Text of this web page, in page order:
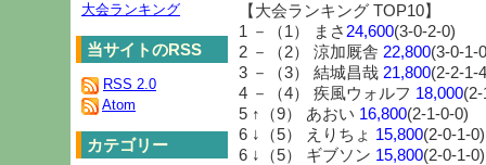
【大会ランキング TOP10】
1 －（1） まさ 24,600(3-0-2-0)
2 －（2） 涼加厩舎 22,800(3-0-1-
3 －（3） 結城昌哉 21,800(2-2-1-
4 －（4） 疾風ウォルフ 18,000
5 ↑（9） あおい 16,800(2-1-0-0)
6 ↓（5） えりちょ 15,800(2-0-1-0)
6 ↓（5） ギブソン 15,800(2-0-1-0)
大会ランキング
当サイトのRSS
RSS 2.0
Atom
カテゴリー